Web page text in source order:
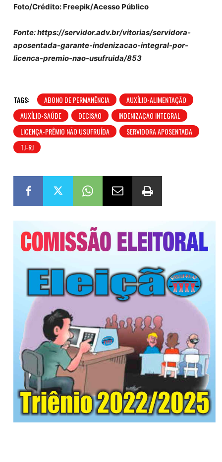
Foto/Crédito: Freepik/Acesso Público
Fonte: https://servidor.adv.br/vitorias/servidora-
aposentada-garante-indenizacao-integral-por-
licenca-premio-nao-usufruida/853
TAGS: ABONO DE PERMANÊNCIA
AUXÍLIO-ALIMENTAÇÃO
AUXÍLIO-SAÚDE
DECISÃO
INDENIZAÇÃO INTEGRAL
LICENÇA-PRÊMIO NÃO USUFRUÍDA
SERVIDORA APOSENTADA
TJ-RJ